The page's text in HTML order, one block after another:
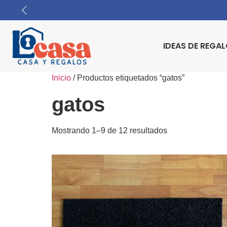
IDEAS DE
Inicio / Productos etiquetados “gatos”
gatos
Mostrando 1–9 de 12 resultados